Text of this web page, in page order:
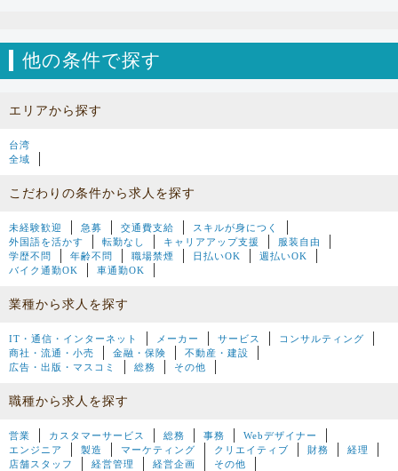
他の条件で探す
エリアから探す
台湾
全域
こだわりの条件から求人を探す
未経験歓迎 急募 交通費支給
スキルが身につく
外国語を活かす
転勤なし キャリアアップ支援
服装自由
学歴不問
年齢不問 職場禁煙 日払いOK
週払いOK
バイク通勤OK
車通勤OK
業種から求人を探す
IT・通信・インターネット メーカー サービス
コンサルティング
商社・流通・小売
金融・保険
不動産・建設
広告・出版・マスコミ
総務 その他
職種から求人を探す
営業 カスタマーサービス 総務 事務
Webデザイナー
エンジニア
製造 マーケティング クリエイティブ 財務
経理
店舗スタッフ
経営管理 経営企画 その他